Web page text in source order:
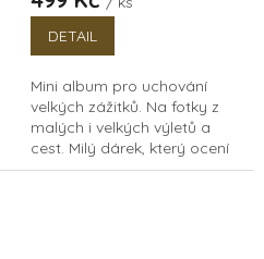
DETAIL
Mini album pro uchování
velkých zážitků. Na fotky z
malých i velkých výletů a
cest. Milý dárek, který ocení
všichni milovníci